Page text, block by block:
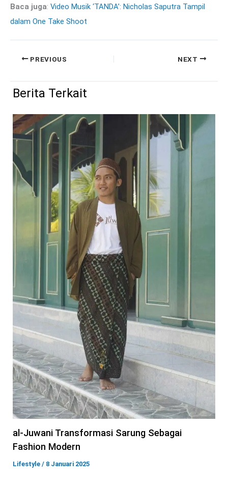
Baca juga: Video Musik ‘TANDA’: Nicholas Saputra Tampil
dalam One Take Shoot
PREVIOUS NEXT
Berita Terkait
al-Juwani Transformasi Sarung Sebagai
Fashion Modern
Lifestyle / 8 Januari 2025